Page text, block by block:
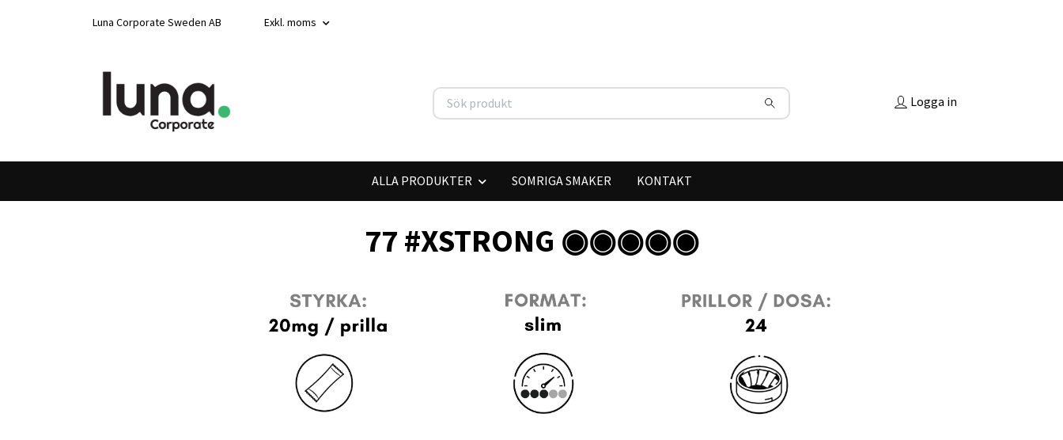
Luna Corporate Sweden AB Exkl. moms
Logga in
ALLA PRODUKTER SOMRIGA SMAKER KONTAKT
77 #XSTRONG ◉◉◉◉◉